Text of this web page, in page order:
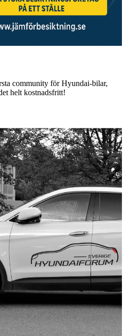
community för Hyundai-bilar,
helt kostnadsfritt!